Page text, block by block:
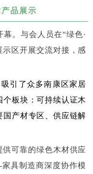
品展示
。与会人员在“绿色·
示区开展交流对接，感
引了众多南康区家居
板块：可持续认证木
产材专区、供应链解
供可靠的绿色木材供应
具制造商深度协作模